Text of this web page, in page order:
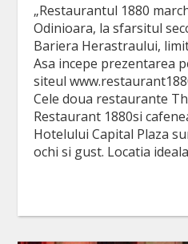
„Restaurantul 1880
Odinioara, la sfarsitul
Bariera Herastraului,
Asa incepe prezentarea
siteul
Cele doua restaurante
Restaurant 1880si
Hotelului Capital Plaza
ochi si gust. Locatia